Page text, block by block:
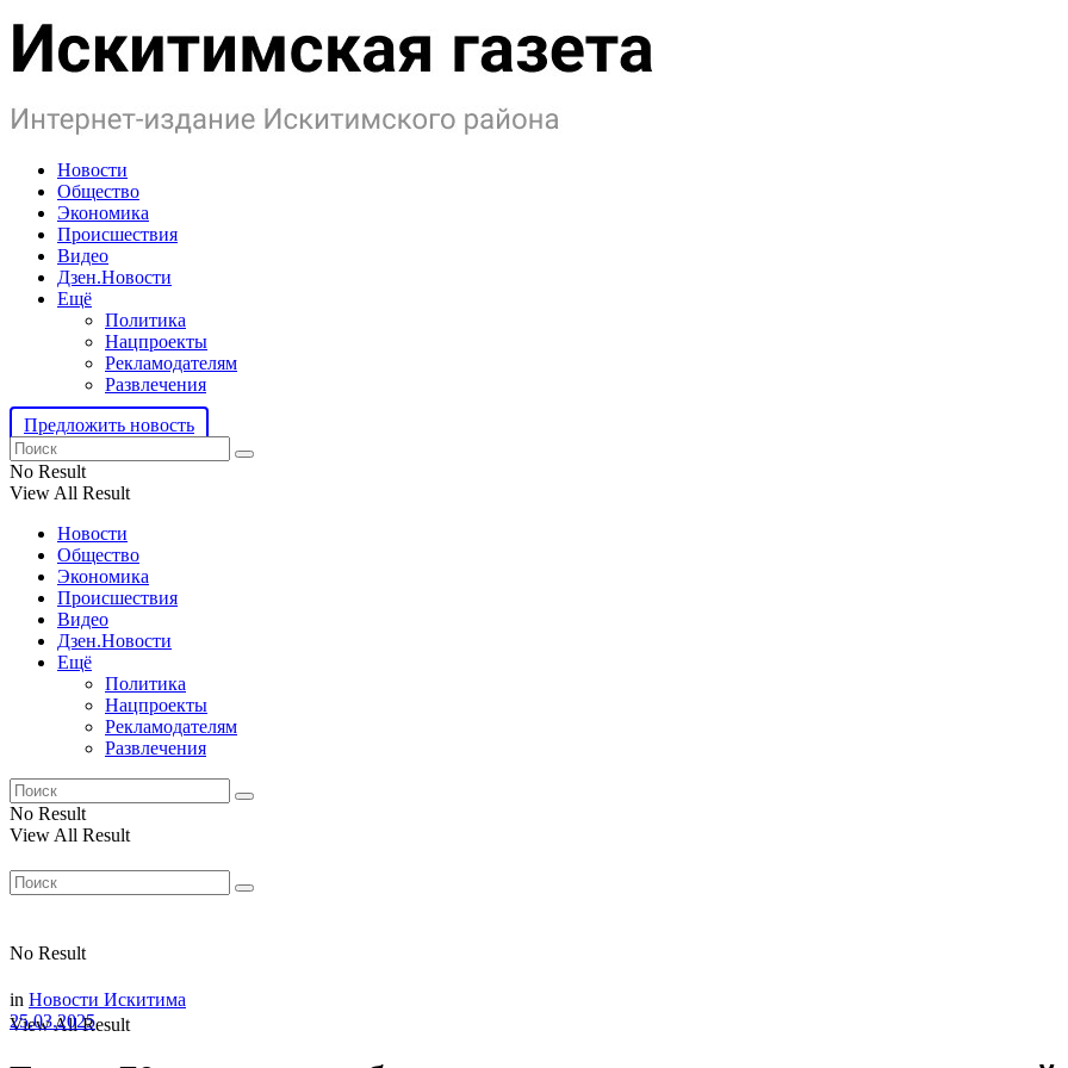
Новости
Общество
Экономика
Происшествия
Видео
Дзен.Новости
Ещё
Политика
Нацпроекты
Рекламодателям
Развлечения
Предложить новость
No Result
View All Result
Новости
Общество
Экономика
Происшествия
Видео
Дзен.Новости
Ещё
Политика
Нацпроекты
Рекламодателям
Развлечения
No Result
View All Result
No Result
View All Result
in Новости Искитима
25.03.2025